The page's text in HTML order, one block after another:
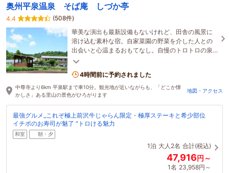
奥州平泉温泉 そば庵 しづか亭
4.4
(508件)
華美な演出も最新設備もないけれど、田舎の風景に
溶け込む素朴な宿。自家菜園の野菜を介した人との
出会いと心温まるおもてなし。自慢のトロトロの泉
質でお肌スベスベ。ここでしか味わえない癒しのひ
4時間前に予約されました
中尊寺より6km 平泉駅まで車10分。観光地が近いながらも、「どこか懐
かしさ」ある里山の景色がひろがります
地図・アクセス
最強グルメ_これぞ極上前沢牛じゃらん限定・極厚ステーキと希少部位
イチボのお寿司が魅了 "トロける魅力
和室 朝・夕
1泊 大人2名 合計(税込)
47,916円～
1名 23,958円～